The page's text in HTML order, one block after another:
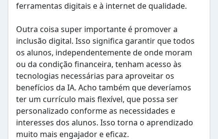
ferramentas digitais e à internet de qualidade.
Outra coisa super importante é promover a
inclusão digital. Isso significa garantir que todos
os alunos, independentemente de onde moram
ou da condição financeira, tenham acesso às
tecnologias necessárias para aproveitar os
benefícios da IA. Acho também que deveríamos
ter um currículo mais flexível, que possa ser
personalizado conforme as necessidades e
interesses dos alunos. Isso torna o aprendizado
muito mais engajador e eficaz.